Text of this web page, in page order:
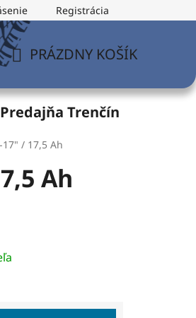
od zmluvyRegistrácia
KOŠÍK
PRÁZDNY KOŠÍK
Predajňa Trenčín
/ 17,5 Ah
Ah